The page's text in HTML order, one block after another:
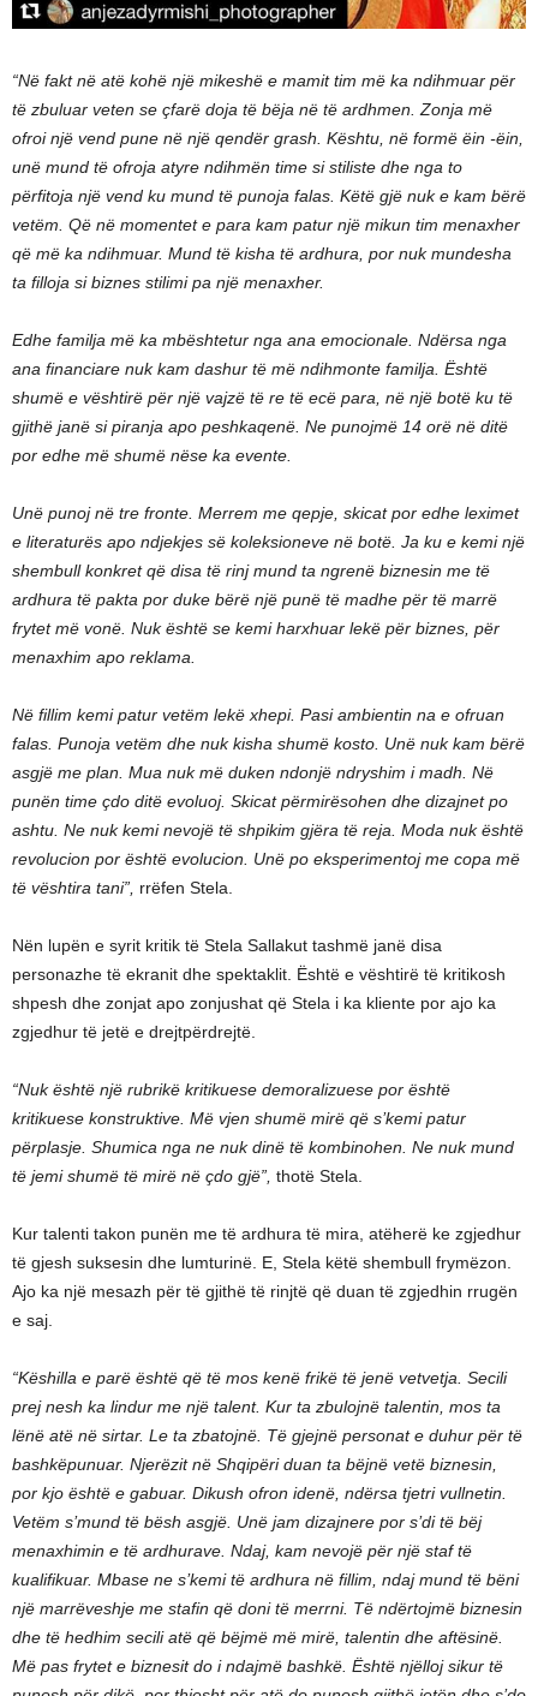
“Në fakt në atë kohë një mikeshë e mamit tim më ka ndihmuar për
të zbuluar veten se çfarë doja të bëja në të ardhmen. Zonja më
ofroi një vend pune në një qendër grash. Kështu, në formë ëin -ëin,
unë mund të ofroja atyre ndihmën time si stiliste dhe nga to
përfitoja një vend ku mund të punoja falas. Këtë gjë nuk e kam bërë
vetëm. Që në momentet e para kam patur një mikun tim menaxher
që më ka ndihmuar. Mund të kisha të ardhura, por nuk mundesha
ta filloja si biznes stilimi pa një menaxher.
Edhe familja më ka mbështetur nga ana emocionale. Ndërsa nga
ana financiare nuk kam dashur të më ndihmonte familja. Është
shumë e vështirë për një vajzë të re të ecë para, në një botë ku të
gjithë janë si piranja apo peshkaqenë. Ne punojmë 14 orë në ditë
por edhe më shumë nëse ka evente.
Unë punoj në tre fronte. Merrem me qepje, skicat por edhe leximet
e literaturës apo ndjekjes së koleksioneve në botë. Ja ku e kemi një
shembull konkret që disa të rinj mund ta ngrenë biznesin me të
ardhura të pakta por duke bërë një punë të madhe për të marrë
frytet më vonë. Nuk është se kemi harxhuar lekë për biznes, për
menaxhim apo reklama.
Në fillim kemi patur vetëm lekë xhepi. Pasi ambientin na e ofruan
falas. Punoja vetëm dhe nuk kisha shumë kosto. Unë nuk kam bërë
asgjë me plan. Mua nuk më duken ndonjë ndryshim i madh. Në
punën time çdo ditë evoluoj. Skicat përmirësohen dhe dizajnet po
ashtu. Ne nuk kemi nevojë të shpikim gjëra të reja. Moda nuk është
revolucion por është evolucion. Unë po eksperimentoj me copa më
të vështira tani”, rrëfen Stela.
Nën lupën e syrit kritik të Stela Sallakut tashmë janë disa
personazhe të ekranit dhe spektaklit. Është e vështirë të kritikosh
shpesh dhe zonjat apo zonjushat që Stela i ka kliente por ajo ka
zgjedhur të jetë e drejtpërdrejtë.
“Nuk është një rubrikë kritikuese demoralizuese por është
kritikuese konstruktive. Më vjen shumë mirë që s’kemi patur
përplasje. Shumica nga ne nuk dinë të kombinohen. Ne nuk mund
të jemi shumë të mirë në çdo gjë”, thotë Stela.
Kur talenti takon punën me të ardhura të mira, atëherë ke zgjedhur
të gjesh suksesin dhe lumturinë. E, Stela këtë shembull frymëzon.
Ajo ka një mesazh për të gjithë të rinjtë që duan të zgjedhin rrugën
e saj.
“Këshilla e parë është që të mos kenë frikë të jenë vetvetja. Secili
prej nesh ka lindur me një talent. Kur ta zbulojnë talentin, mos ta
lënë atë në sirtar. Le ta zbatojnë. Të gjejnë personat e duhur për të
bashkëpunuar. Njerëzit në Shqipëri duan ta bëjnë vetë biznesin,
por kjo është e gabuar. Dikush ofron idenë, ndërsa tjetri vullnetin.
Vetëm s’mund të bësh asgjë. Unë jam dizajnere por s’di të bëj
menaxhimin e të ardhurave. Ndaj, kam nevojë për një staf të
kualifikuar. Mbase ne s’kemi të ardhura në fillim, ndaj mund të bëni
një marrëveshje me stafin që doni të merrni. Të ndërtojmë biznesin
dhe të hedhim secili atë që bëjmë më mirë, talentin dhe aftësinë.
Më pas frytet e biznesit do i ndajmë bashkë. Është njëlloj sikur të